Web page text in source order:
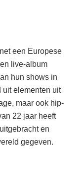
een Europese
live-album
hun shows in
uit elementen uit
maar ook hip-
22 jaar heeft
en
gegeven.